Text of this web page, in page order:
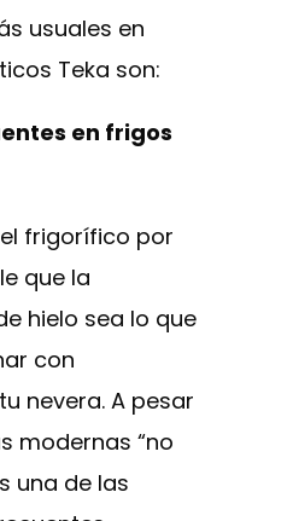
usuales en
Teka son:
en frigos
frigorífico por
que la
hielo sea lo que
con
nevera. A pesar
modernas “no
una de las